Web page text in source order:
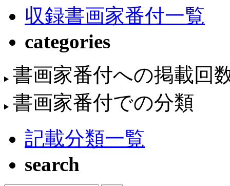
収録書画家番付一覧
categories
書画家番付への掲載回
書画家番付での分類
記載分類一覧
search